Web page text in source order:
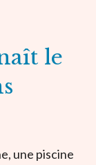
le
une piscine